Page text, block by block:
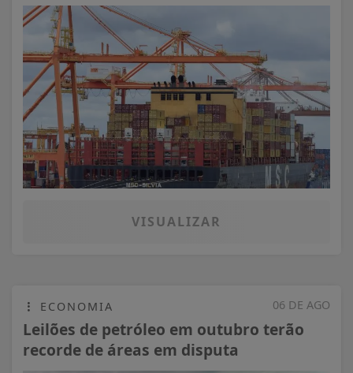
VISUALIZAR
06 DE AGO
ECONOMIA
Leilões de petróleo em outubro terão
recorde de áreas em disputa